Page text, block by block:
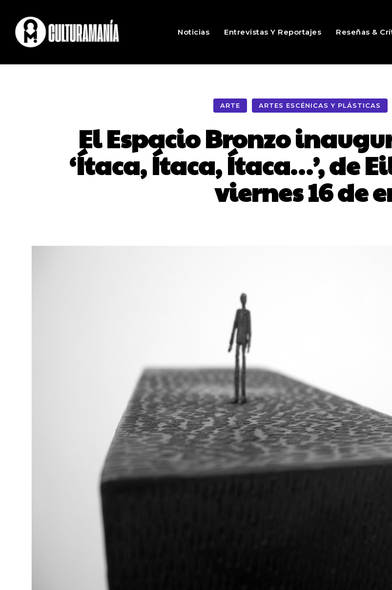
Noticias Entrevistas Y Reportajes Reseñas &
ARTE ARTES ESCÉNICAS Y PLÁSTICAS
El Espacio Bronzo
‘Ítaca, Ítaca, Ítaca…’, de
viernes 16 de